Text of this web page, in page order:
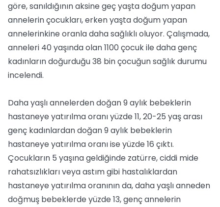
göre, sanıldığının aksine geç yaşta doğum yapan
annelerin çocukları, erken yaşta doğum yapan
annelerinkine oranla daha sağlıklı oluyor. Çalışmada,
anneleri 40 yaşında olan 1100 çocuk ile daha genç
kadınların doğurduğu 38 bin çocuğun sağlık durumu
incelendi.
Daha yaşlı annelerden doğan 9 aylık bebeklerin
hastaneye yatırılma oranı yüzde 11, 20-25 yaş arası
genç kadınlardan doğan 9 aylık bebeklerin
hastaneye yatırılma oranı ise yüzde 16 çıktı.
Çocukların 5 yaşına geldiğinde zatürre, ciddi mide
rahatsızlıkları veya astım gibi hastalıklardan
hastaneye yatırılma oranının da, daha yaşlı anneden
doğmuş bebeklerde yüzde 13, genç annelerin